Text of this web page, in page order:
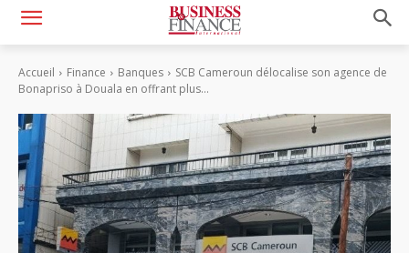
Accueil Finance Banques
SCB Cameroun délocalise son agence de
Bonapriso à Douala en offrant plus...